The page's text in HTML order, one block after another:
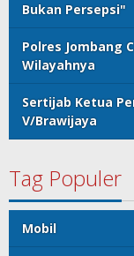
Bukan Persepsi"
Polres Jombang
Wilayahnya
Sertijab Ketua
V/Brawijaya
Tag Populer
Mobil